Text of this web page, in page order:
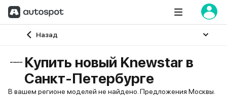
Назад
Главная
Купить новый Knewstar в
Санкт-Петербурге
В вашем регионе моделей не найдено. Предложения Москвы.